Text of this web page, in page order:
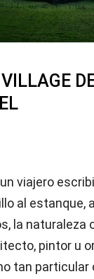
viajero
al estanque,
la naturaleza
pintor u
tan particular